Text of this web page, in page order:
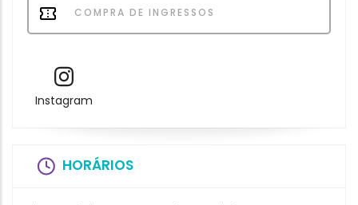
COMPRA DE INGRESSOS
Instagram
HORÁRIOS